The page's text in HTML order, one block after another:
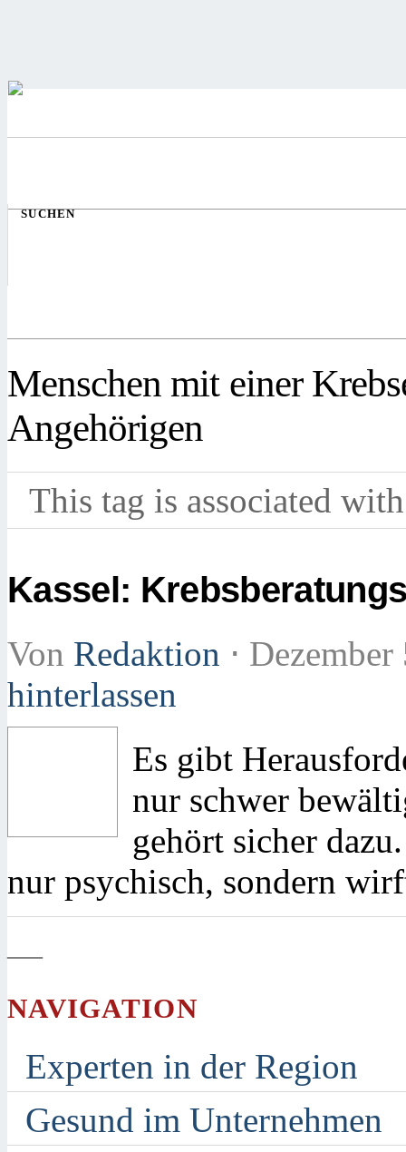
SUCHEN
Menschen mit einer
Angehörigen
This tag is associated
Kassel:
Von Redaktion ⋅
hinterlassen
Es gibt
nur schwer
gehört sicher
nur psychisch, sondern
—
NAVIGATION
Experten in der Region
Gesund im Unternehmen